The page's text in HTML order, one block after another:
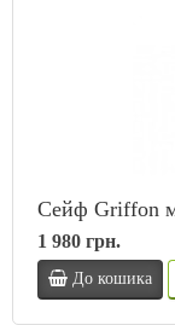
Сейф Griffon
1 980 грн.
До кошика